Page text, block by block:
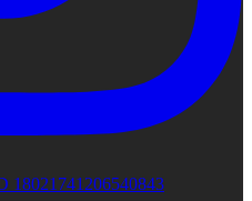
18021741206540843